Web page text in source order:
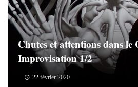
Chutes et attentions dans le
Improvisation 1/2
22 février 2020